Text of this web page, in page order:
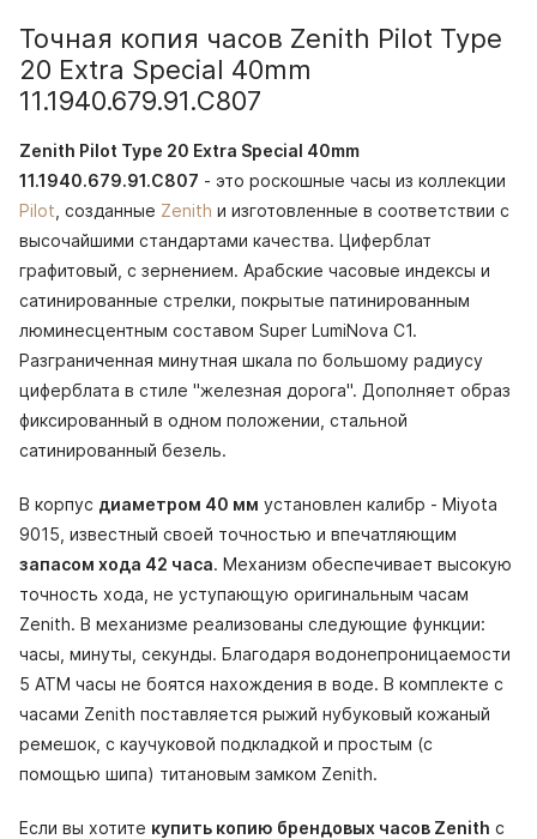
Точная копия часов Zenith Pilot Type
20 Extra Special 40mm
11.1940.679.91.C807
Zenith Pilot Type 20 Extra Special 40mm
11.1940.679.91.C807 - это роскошные часы из коллекции
Pilot , созданные Zenith и изготовленные в соответствии с
высочайшими стандартами качества. Циферблат
графитовый, с зернением. Арабские часовые индексы и
сатинированные стрелки, покрытые патинированным
люминесцентным составом Super LumiNova С1.
Разграниченная минутная шкала по большому радиусу
циферблата в стиле "железная дорога". Дополняет образ
фиксированный в одном положении, стальной
сатинированный безель.
В корпус диаметром 40 мм установлен калибр - Miyota
9015, известный своей точностью и впечатляющим
запасом хода 42 часа. Механизм обеспечивает высокую
точность хода, не уступающую оригинальным часам
Zenith. В механизме реализованы следующие функции:
часы, минуты, секунды. Благодаря водонепроницаемости
5 АТМ часы не боятся нахождения в воде. В комплекте с
часами Zenith поставляется рыжий нубуковый кожаный
ремешок, с каучуковой подкладкой и простым (с
помощью шипа) титановым замком Zenith.
Если вы хотите купить копию брендовых часов Zenith с